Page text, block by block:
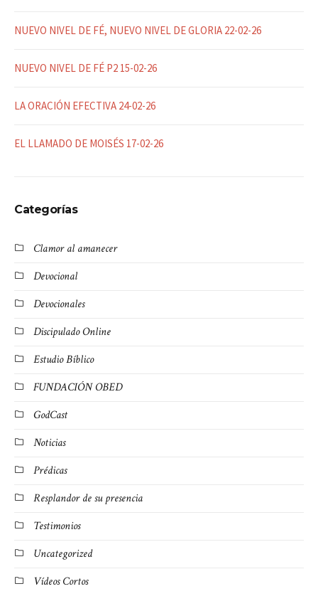
NUEVO NIVEL DE FÉ, NUEVO NIVEL DE GLORIA 22-02-26
NUEVO NIVEL DE FÉ P2 15-02-26
LA ORACIÓN EFECTIVA 24-02-26
EL LLAMADO DE MOISÉS 17-02-26
Categorías
Clamor al amanecer
Devocional
Devocionales
Discipulado Online
Estudio Bíblico
FUNDACIÓN OBED
GodCast
Noticias
Prédicas
Resplandor de su presencia
Testimonios
Uncategorized
Vídeos Cortos